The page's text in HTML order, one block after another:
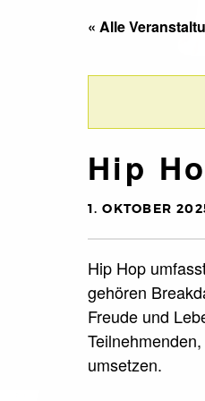
« Alle
Hip
1. OKTOBER
Hip Hop
gehören
Freude und
umsetzen.